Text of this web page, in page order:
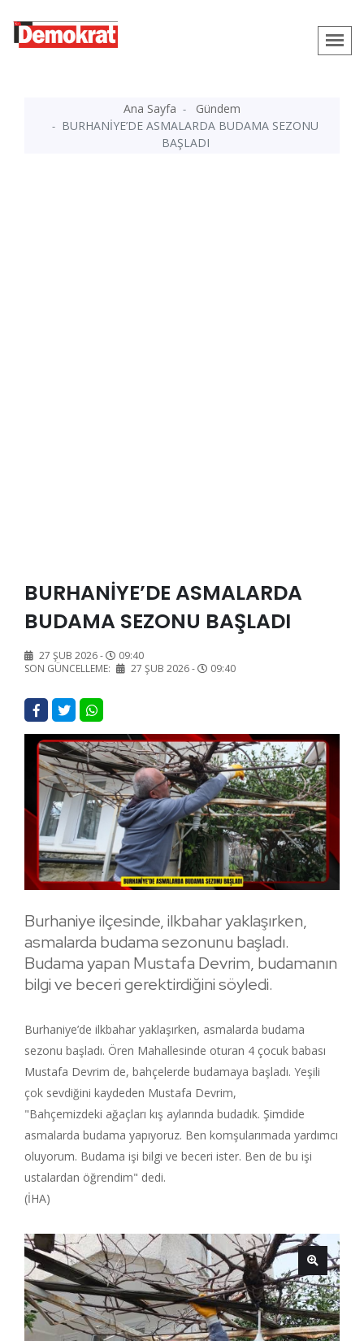
Ana Sayfa
Gündem
BURHANİYE’DE ASMALARDA BUDAMA SEZONU
BAŞLADI
BURHANİYE’DE ASMALARDA
BUDAMA SEZONU BAŞLADI
27 ŞUB 2026 -
09:40
SON GÜNCELLEME:
27 ŞUB 2026 - 09:40
Burhaniye ilçesinde, ilkbahar yaklaşırken,
asmalarda budama sezonunu başladı.
Budama yapan Mustafa Devrim, budamanın
bilgi ve beceri gerektirdiğini söyledi.
Burhaniye’de ilkbahar yaklaşırken, asmalarda budama
sezonu başladı. Ören Mahallesinde oturan 4 çocuk babası
Mustafa Devrim de, bahçelerde budamaya başladı. Yeşili
çok sevdiğini kaydeden Mustafa Devrim,
"Bahçemizdeki ağaçları kış aylarında budadık. Şimdide
asmalarda budama yapıyoruz. Ben komşularımada yardımcı
oluyorum. Budama işi bilgi ve beceri ister. Ben de bu işi
ustalardan öğrendim" dedi.
(İHA)